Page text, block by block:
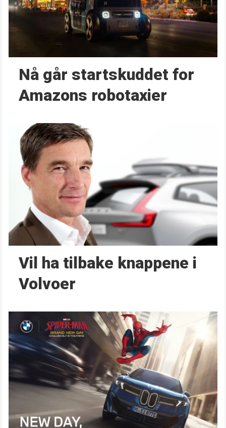
Nå går start­skuddet for
Amazons robotaxier
Vil ha tilbake knappene i
Volvoer